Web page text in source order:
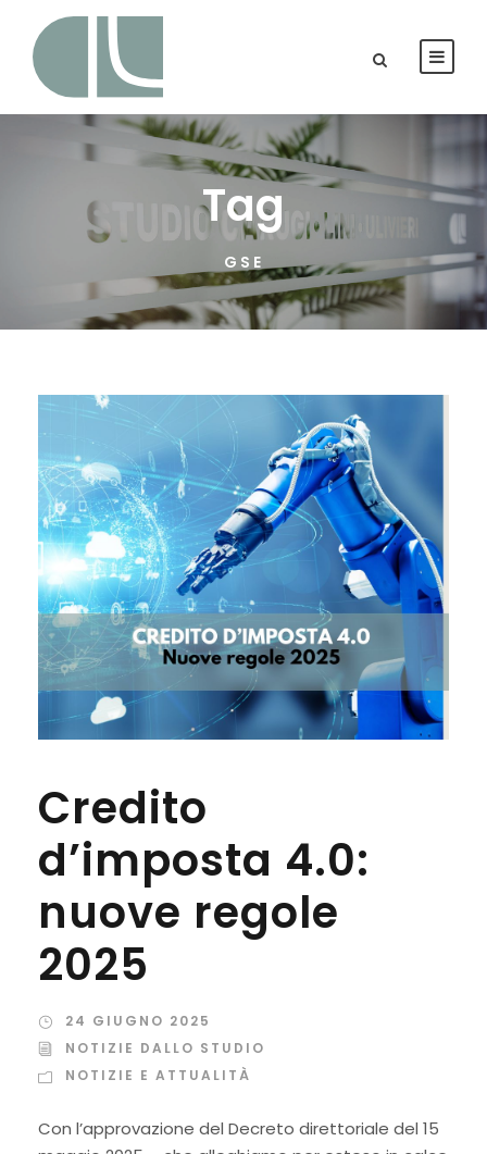
Tag
GSE
Credito
d’imposta 4.0:
nuove regole
2025
24 GIUGNO 2025
NOTIZIE DALLO STUDIO
NOTIZIE E ATTUALITÀ
Con l’approvazione del Decreto direttoriale del 15